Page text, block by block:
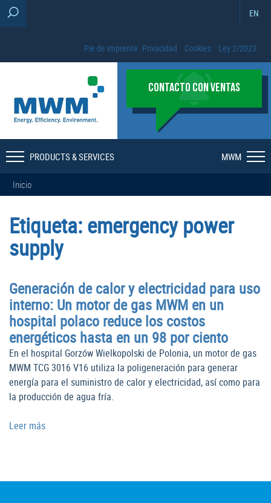
EN
Pie de imprenta Privacidad Cookies Ley 2/2023
CONTACTO CON VENTAS
PRODUCTS & SERVICES MWM
Inicio
Etiqueta:emergency power
supply
Generación de calor y electricidad para uso
interno: Un motor de gas MWM en un
hospital polaco reduce los costos
energéticos hasta en un 98 por ciento
En el hospital Gorzów Wielkopolski de Polonia, un motor de gas
MWM TCG 3016 V16 utiliza la poligeneración para generar
energía para el suministro de calor y electricidad, así como para
la producción de agua fría.
Leer más